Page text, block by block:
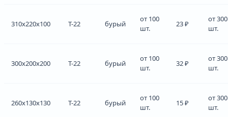
310x220x100 Т-22 бурый
от 100
шт.
23 ₽
от 300
шт.
300x200x200 Т-22 бурый
от 100
шт.
32 ₽
от 300
шт.
260x130x130 Т-22 бурый
от 100
шт.
15 ₽
от 300
шт.